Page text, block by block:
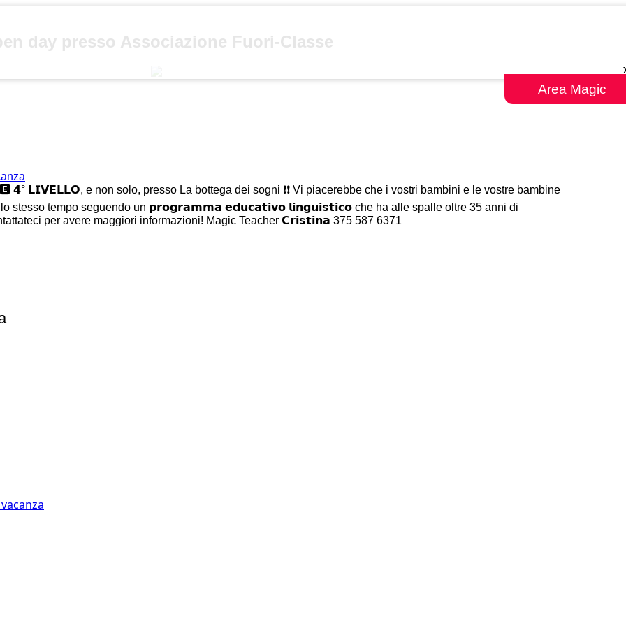
Area Magic
day presso Associazione Fuori-Classe
e non solo, presso La bottega dei sogni ❗❗ Vi piacerebbe che i vostri bambini e le vostre bambine
stesso tempo seguendo un 𝗽𝗿𝗼𝗴𝗿𝗮𝗺𝗺𝗮 𝗲𝗱𝘂𝗰𝗮𝘁𝗶𝘃𝗼 𝗹𝗶𝗻𝗴𝘂𝗶𝘀𝘁𝗶𝗰𝗼 che ha alle spalle oltre 35 anni di
per avere maggiori informazioni! Magic Teacher 𝗖𝗿𝗶𝘀𝘁𝗶𝗻𝗮 375 587 6371